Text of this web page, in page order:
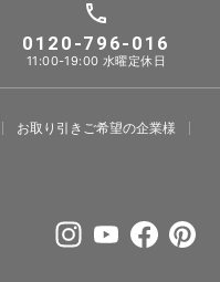
0120-796-016
11:00-19:00 水曜定休日
お取り引きご希望の企業様